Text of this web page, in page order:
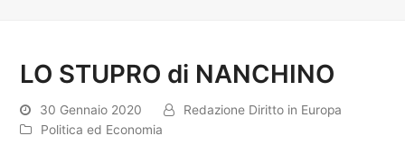
LO STUPRO di NANCHINO
30 Gennaio 2020
Redazione Diritto in Europa
Politica ed Economia